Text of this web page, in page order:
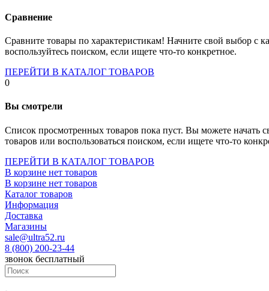
Socket-2066
Socket-775
Socket-fm2
Socket-am4
Socket- intel s1151
Socket- intel s2066
Socket- intel s1700
Сравнение
Сравните товары по характеристикам! Начните свой выбор с
воспользуйтесь поиском, если ищете что-то конкретное.
ПЕРЕЙТИ В КАТАЛОГ ТОВАРОВ
0
Вы смотрели
Список просмотренных товаров пока пуст. Вы можете начать
товаров или воспользоваться поиском, если ищете что-то
ПЕРЕЙТИ В КАТАЛОГ ТОВАРОВ
В корзине нет товаров
В корзине нет товаров
Каталог товаров
Информация
Доставка
Магазины
sale@ultra52.ru
8 (800) 200-23-44
звонок бесплатный